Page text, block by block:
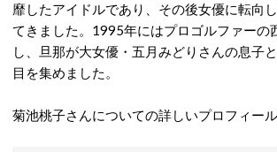
靡したアイドルであり、その後女優に転向
てきました。1995年にはプロゴルファーの
し、旦那が大女優・五月みどりさんの息子
目を集めました。
菊池桃子さんについての詳しいプロフィール